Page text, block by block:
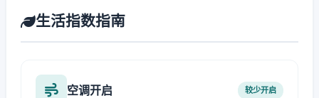
生活指数指南
空调开启 较少开启